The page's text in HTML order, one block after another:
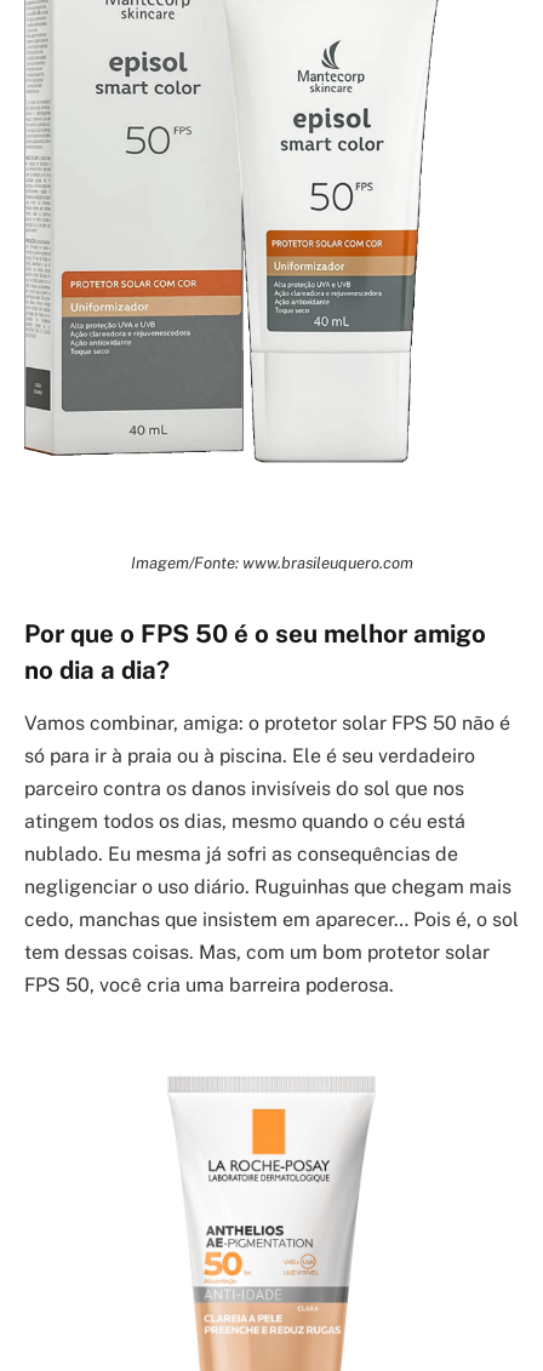
Imagem/Fonte: www.brasileuquero.com
Por que o FPS 50 é o seu melhor amigo
no dia a dia?
Vamos combinar, amiga: o protetor solar FPS 50 não é
só para ir à praia ou à piscina. Ele é seu verdadeiro
parceiro contra os danos invisíveis do sol que nos
atingem todos os dias, mesmo quando o céu está
nublado. Eu mesma já sofri as consequências de
negligenciar o uso diário. Ruguinhas que chegam mais
cedo, manchas que insistem em aparecer… Pois é, o sol
tem dessas coisas. Mas, com um bom protetor solar
FPS 50, você cria uma barreira poderosa.